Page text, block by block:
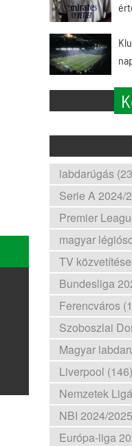
labdarúgás
Serie A 2024/
Premier
magyar
TV
Bundesliga
Ferencváros
Szoboszlai
Magyar
Liverpool (146)
Nemzetek
NBI 2024/
Európa-liga